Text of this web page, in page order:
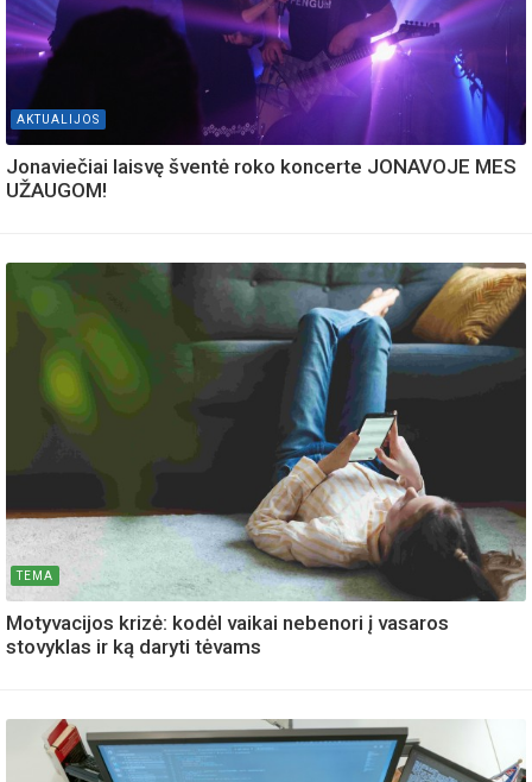
AKTUALIJOS
Jonaviečiai laisvę šventė roko koncerte JONAVOJE MES
UŽAUGOM!
TEMA
Motyvacijos krizė: kodėl vaikai nebenori į vasaros
stovyklas ir ką daryti tėvams